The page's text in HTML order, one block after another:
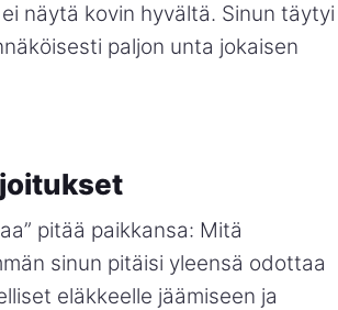
näytä kovin hyvältä. Sinun täytyi
paljon unta jokaisen
pitää paikkansa: Mitä
sinun pitäisi yleensä odottaa
eläkkeelle jäämiseen ja